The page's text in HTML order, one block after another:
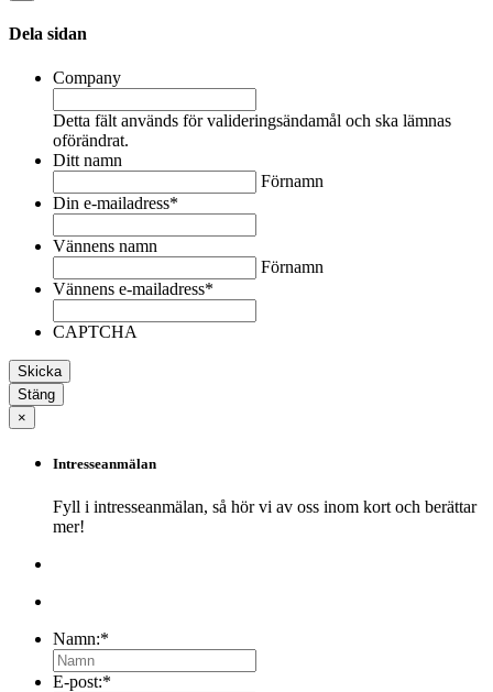
Dela sidan
Company
Detta fält används för valideringsändamål och ska lämnas
oförändrat.
Ditt namn
Förnamn
Din e-mailadress*
Vännens namn
Förnamn
Vännens e-mailadress*
CAPTCHA
Stäng
×
Intresseanmälan
Fyll i intresseanmälan, så hör vi av oss inom kort och berättar
mer!
Namn:*
E-post:*